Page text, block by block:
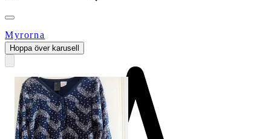
Myrorna
Hoppa över karusell